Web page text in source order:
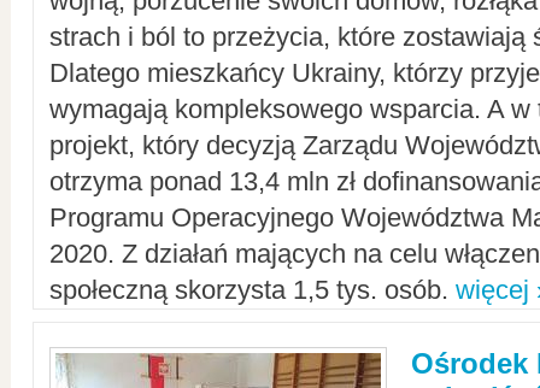
strach i ból to przeżycia, które zostawiają
Dlatego mieszkańcy Ukrainy, którzy
wymagają kompleksowego wsparcia. A w
projekt, który decyzją Zarządu
otrzyma ponad 13,4 mln zł
Programu Operacyjnego Województwa
2020. Z działań mających na celu
społeczną skorzysta 1,5 tys. osób. więcej
Ośrodek